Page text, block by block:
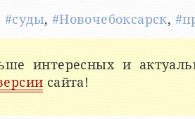
#суды, #Новочебоксарск,
интересных и
сайта!